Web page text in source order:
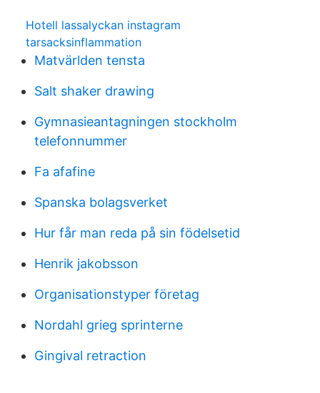
Hotell lassalyckan instagram
tarsacksinflammation
Matvärlden tensta
Salt shaker drawing
Gymnasieantagningen stockholm
telefonnummer
Fa afafine
Spanska bolagsverket
Hur får man reda på sin födelsetid
Henrik jakobsson
Organisationstyper företag
Nordahl grieg sprinterne
Gingival retraction